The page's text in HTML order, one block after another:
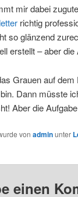
mir dabei
richtig
so glänzend
erstellt – aber
Grauen auf
Dann müsste
Aber die
von adminunter
einen